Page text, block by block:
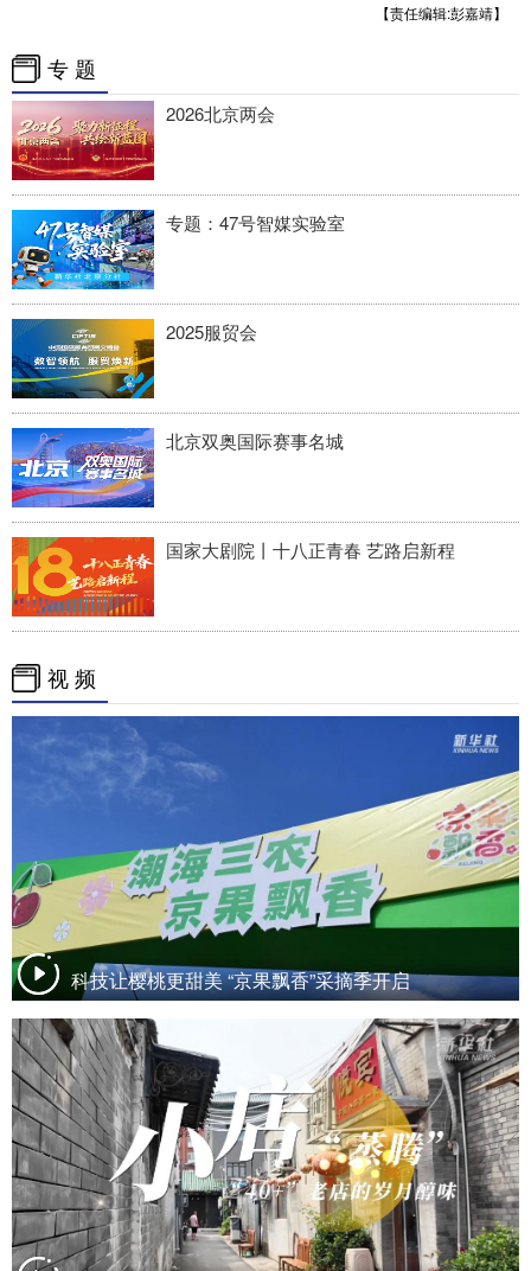
【责任编辑:彭嘉靖】
专 题
2026北京两会
专题：47号智媒实验室
2025服贸会
北京双奥国际赛事名城
国家大剧院丨十八正青春 艺路启新程
视 频
科技让樱桃更甜美 “京果飘香”采摘季开启